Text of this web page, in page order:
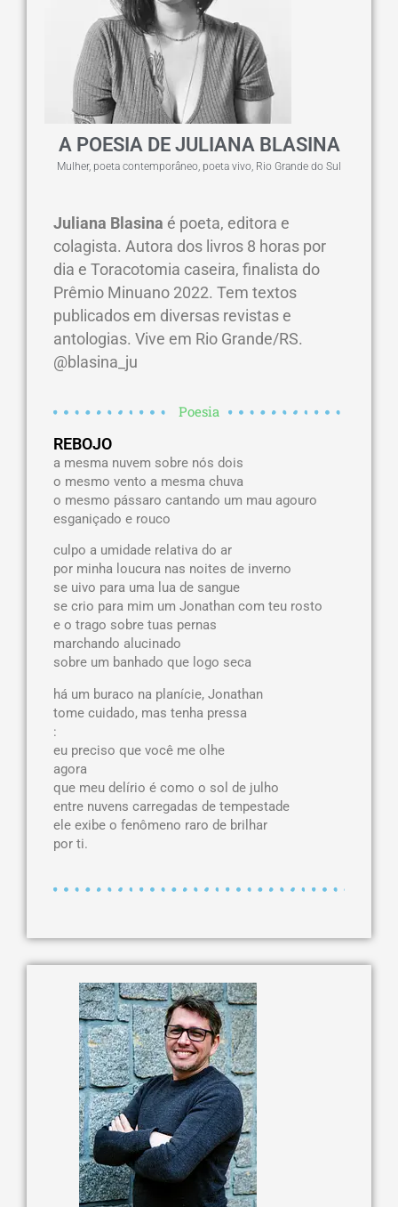
A POESIA DE JULIANA BLASINA
Mulher, poeta contemporâneo, poeta vivo, Rio Grande do Sul
Juliana Blasina é poeta, editora e
colagista. Autora dos livros 8 horas por
dia e Toracotomia caseira, finalista do
Prêmio Minuano 2022. Tem textos
publicados em diversas revistas e
antologias. Vive em Rio Grande/RS.
@blasina_ju
Poesia
REBOJO
a mesma nuvem sobre nós dois
o mesmo vento a mesma chuva
o mesmo pássaro cantando um mau agouro
esganiçado e rouco
culpo a umidade relativa do ar
por minha loucura nas noites de inverno
se uivo para uma lua de sangue
se crio para mim um Jonathan com teu rosto
e o trago sobre tuas pernas
marchando alucinado
sobre um banhado que logo seca
há um buraco na planície, Jonathan
tome cuidado, mas tenha pressa
:
eu preciso que você me olhe
agora
que meu delírio é como o sol de julho
entre nuvens carregadas de tempestade
ele exibe o fenômeno raro de brilhar
por ti.